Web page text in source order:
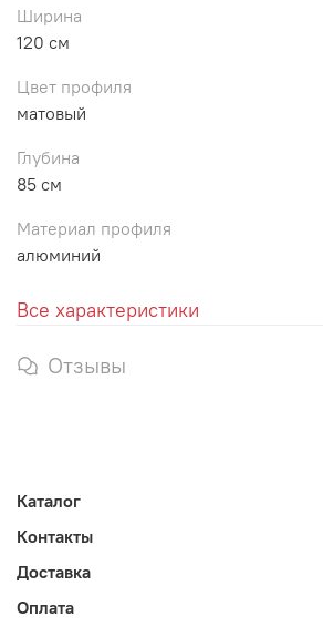
Ширина
120 см
Цвет профиля
матовый
Глубина
85 см
Материал профиля
алюминий
Все характеристики
Отзывы
Каталог
Контакты
Доставка
Оплата